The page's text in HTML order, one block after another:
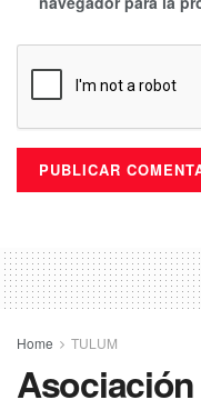
Home TULUM